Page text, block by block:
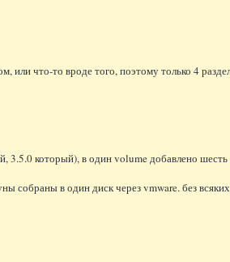
или что-то вроде того, поэтому только 4
3.5.0 который), в один volume добавлено шесть
собраны в один диск через vmware. без